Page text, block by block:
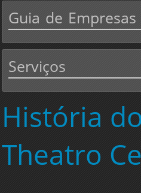
Guia de Empresas
Serviços
História
Theatro